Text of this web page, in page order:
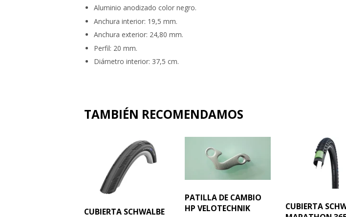
Aluminio anodizado color negro.
Anchura interior: 19,5 mm.
Anchura exterior: 24,80 mm.
Perfil: 20 mm.
Diámetro interior: 37,5 cm.
TAMBIÉN RECOMENDAMOS
CUBIERTA SCHWALBE
PATILLA DE CAMBIO
HP VELOTECHNIK
CUBIERTA